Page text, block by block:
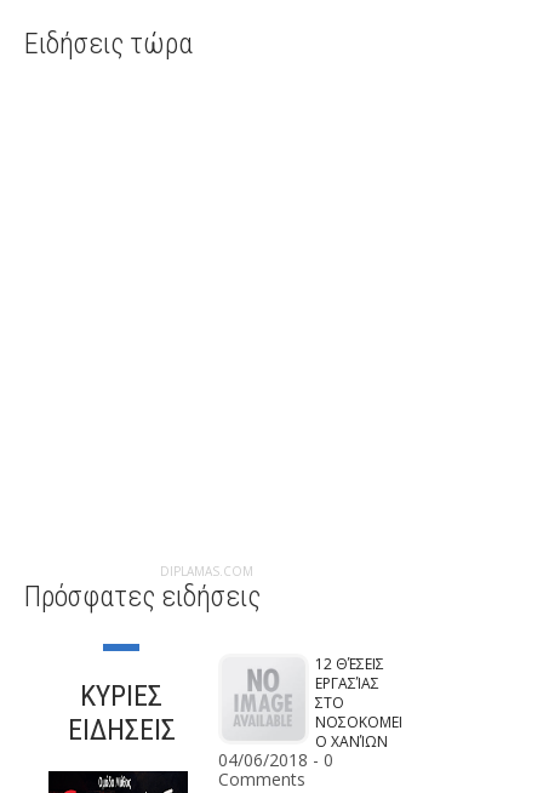
Ειδήσεις τώρα
DIPLAMAS.COM
Πρόσφατες ειδήσεις
ΚΥΡΙΕΣ
ΕΙΔΗΣΕΙΣ
12 ΘΈΣΕΙΣ
ΕΡΓΑΣΊΑΣ
ΣΤΟ
ΝΟΣΟΚΟΜΕΙ
Ο ΧΑΝΊΩΝ
04/06/2018 - 0
Comments